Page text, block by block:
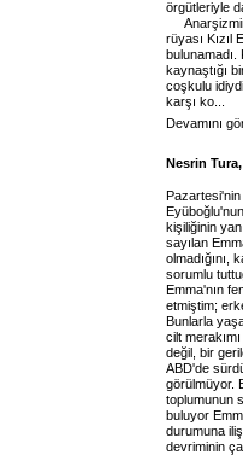
örgütleriyle
rüyası Kızıl
kaynaştığı
coşkulu
karşı ko...
Devamını
Nesrin
kişiliğinin
sayılan
olmadığını,
sorumlu
Emma'nın
etmiştim;
Bunlarla
cilt
değil, bir
ABD'de
görülmüyor.
toplumunun
buluyor
durumuna
devriminin